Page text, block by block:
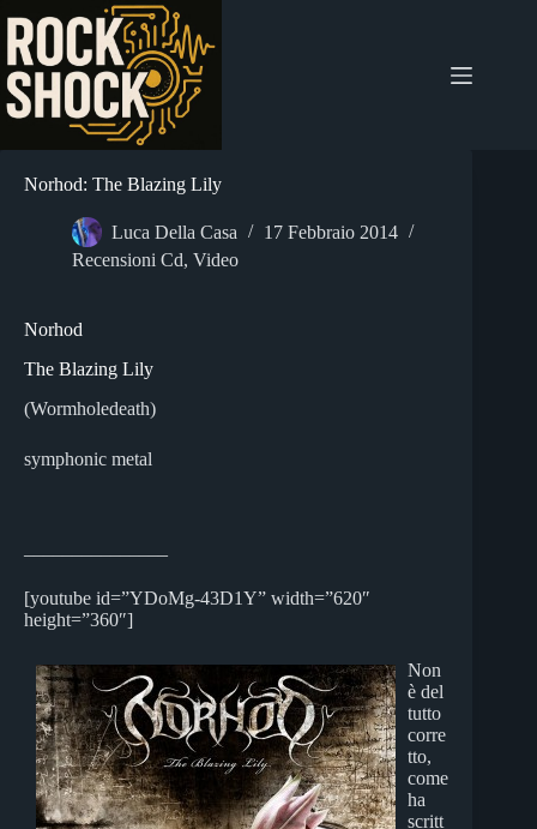
contenuto
Norhod: The Blazing Lily
Luca Della Casa
17 Febbraio 2014
Recensioni Cd, Video
Norhod
The Blazing Lily
(Wormholedeath)
symphonic metal
[youtube id=”YDoMg-43D1Y” width=”620″
height=”360″]
Non
è del
tutto
corre
tto,
come
ha
scritt